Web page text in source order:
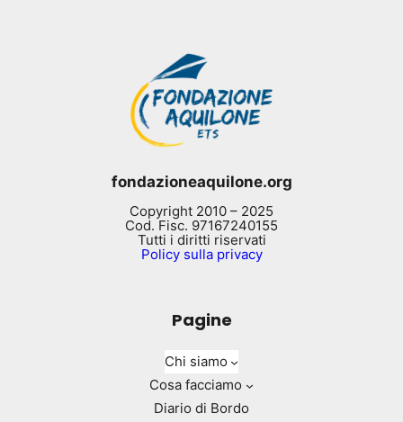
fondazioneaquilone.org
Copyright 2010 – 2025
Cod. Fisc. 97167240155
Tutti i diritti riservati
Policy sulla privacy
Pagine
Chi siamo
Cosa facciamo
Diario di Bordo